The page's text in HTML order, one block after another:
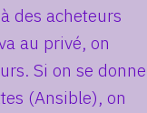
des acheteurs
au privé, on
Si on se donne
(Ansible), on